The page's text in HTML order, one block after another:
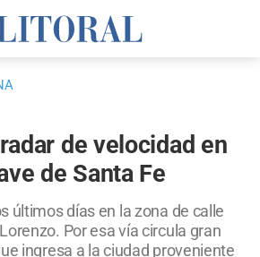
de velocidad en
de Santa Fe
últimos días en la zona de calle
Por esa vía circula gran
ingresa a la ciudad proveniente